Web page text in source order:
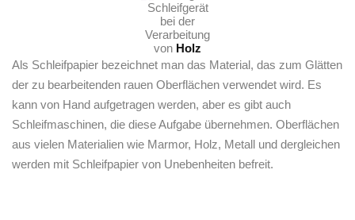
Schleifgerät
bei der
Verarbeitung
von Holz
Als Schleifpapier bezeichnet man das Material, das zum Glätten
der zu bearbeitenden rauen Oberflächen verwendet wird. Es
kann von Hand aufgetragen werden, aber es gibt auch
Schleifmaschinen, die diese Aufgabe übernehmen. Oberflächen
aus vielen Materialien wie Marmor, Holz, Metall und dergleichen
werden mit Schleifpapier von Unebenheiten befreit.